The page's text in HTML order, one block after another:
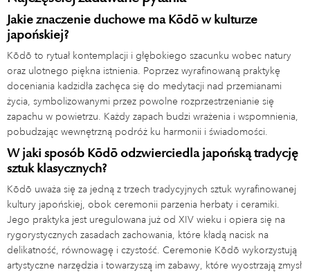
Jakie znaczenie duchowe ma Kōdō w kulturze
japońskiej?
Kōdō to rytuał kontemplacji i głębokiego szacunku wobec natury
oraz ulotnego piękna istnienia. Poprzez wyrafinowaną praktykę
doceniania kadzidła zachęca się do medytacji nad przemianami
życia, symbolizowanymi przez powolne rozprzestrzenianie się
zapachu w powietrzu. Każdy zapach budzi wrażenia i wspomnienia,
pobudzając wewnętrzną podróż ku harmonii i świadomości.
W jaki sposób Kōdō odzwierciedla japońską tradycję
sztuk klasycznych?
Kōdō uważa się za jedną z trzech tradycyjnych sztuk wyrafinowanej
kultury japońskiej, obok ceremonii parzenia herbaty i ceramiki.
Jego praktyka jest uregulowana już od XIV wieku i opiera się na
rygorystycznych zasadach zachowania, które kładą nacisk na
delikatność, równowagę i czystość. Ceremonie Kōdō wykorzystują
artystyczne narzędzia i towarzyszą im zabawy, które wyostrzają zmysł